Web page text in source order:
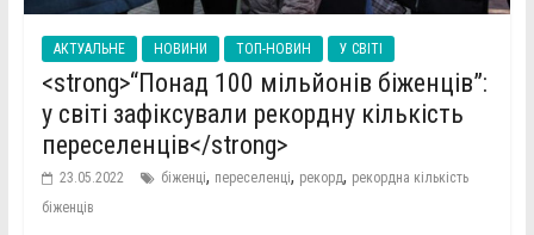
АКТУАЛЬНЕ НОВИНИ ТОП-НОВИН У СВІТІ
<strong>“Понад 100 мільйонів біженців”:
у світі зафіксували рекордну кількість
переселенців</strong>
23.05.2022 біженці, переселенці, рекорд, рекордна кількість
біженців